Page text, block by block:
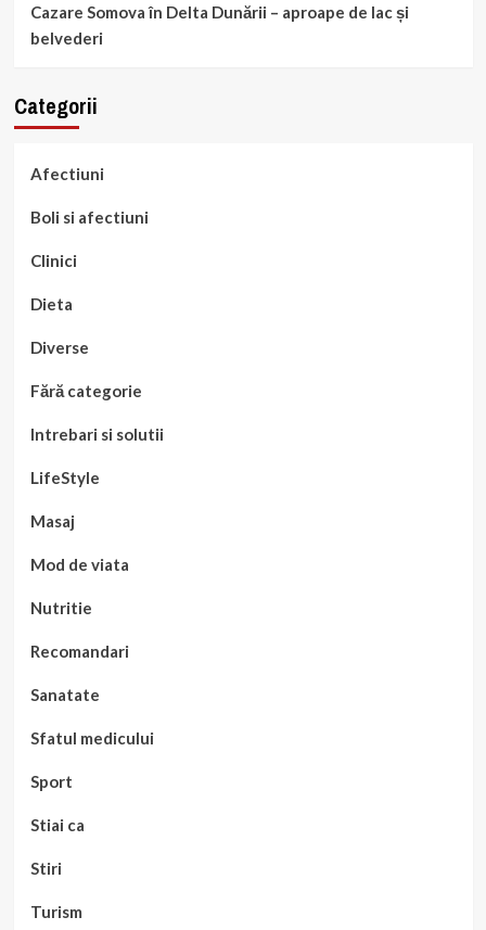
Cazare Somova în Delta Dunării – aproape de lac și
belvederi
Categorii
Afectiuni
Boli si afectiuni
Clinici
Dieta
Diverse
Fără categorie
Intrebari si solutii
LifeStyle
Masaj
Mod de viata
Nutritie
Recomandari
Sanatate
Sfatul medicului
Sport
Stiai ca
Stiri
Turism